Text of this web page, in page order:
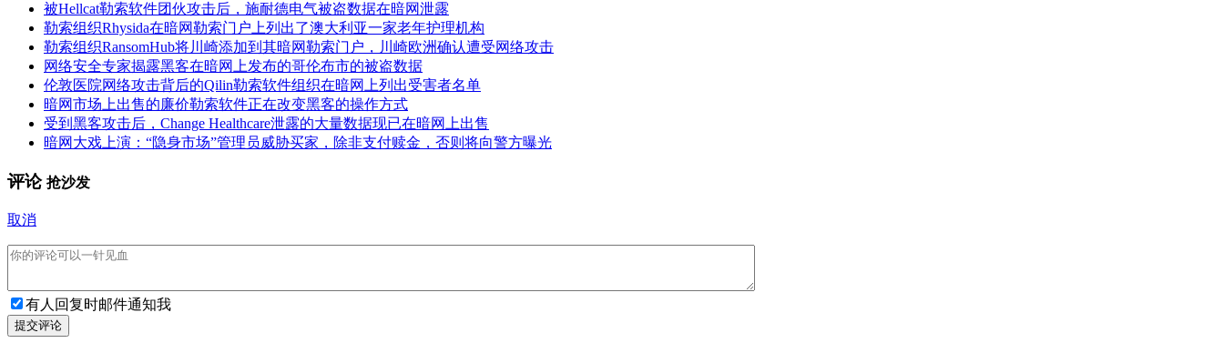
被Hellcat勒索软件团伙攻击后，施耐德电气被盗数据在暗网泄露
勒索组织Rhysida在暗网勒索门户上列出了澳大利亚一家老年护理机构
勒索组织RansomHub将川崎添加到其暗网勒索门户，川崎欧洲确认遭受网络攻击
网络安全专家揭露黑客在暗网上发布的哥伦布市的被盗数据
伦敦医院网络攻击背后的Qilin勒索软件组织在暗网上列出受害者名单
暗网市场上出售的廉价勒索软件正在改变黑客的操作方式
受到黑客攻击后，Change Healthcare泄露的大量数据现已在暗网上出售
暗网大戏上演：“隐身市场”管理员威胁买家，除非支付赎金，否则将向警方曝光
评论 抢沙发
取消
有人回复时邮件通知我
提交评论